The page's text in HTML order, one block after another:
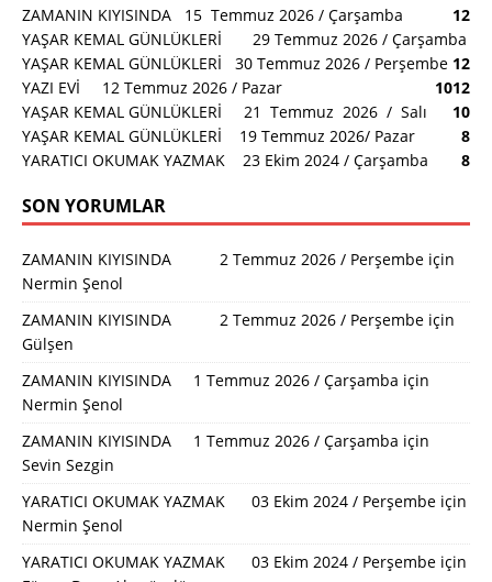
ZAMANIN KIYISINDA 15 Temmuz 2026 / Çarşamba
12
YAŞAR KEMAL GÜNLÜKLERİ 29 Temmuz 2026 / Çarşamba
12
YAŞAR KEMAL GÜNLÜKLERİ 30 Temmuz 2026 / Perşembe
12
YAZI EVİ 12 Temmuz 2026 / Pazar
10
YAŞAR KEMAL GÜNLÜKLERİ 21 Temmuz 2026 / Salı
10
YAŞAR KEMAL GÜNLÜKLERİ 19 Temmuz 2026/ Pazar
8
YARATICI OKUMAK YAZMAK 23 Ekim 2024 / Çarşamba
8
SON YORUMLAR
ZAMANIN KIYISINDA 2 Temmuz 2026 / Perşembe için
Nermin Şenol
ZAMANIN KIYISINDA 2 Temmuz 2026 / Perşembe için
Gülşen
ZAMANIN KIYISINDA 1 Temmuz 2026 / Çarşamba için
Nermin Şenol
ZAMANIN KIYISINDA 1 Temmuz 2026 / Çarşamba için
Sevin Sezgin
YARATICI OKUMAK YAZMAK 03 Ekim 2024 / Perşembe için
Nermin Şenol
YARATICI OKUMAK YAZMAK 03 Ekim 2024 / Perşembe için